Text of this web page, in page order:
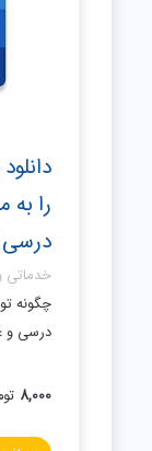
را به
درسی
خدماتی
چگونه
درسی و
8,000